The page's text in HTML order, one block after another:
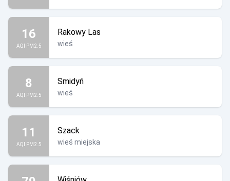
16
AQI PM2.5
Rakowy Las
wieś
8
AQI PM2.5
Smidyń
wieś
11
AQI PM2.5
Szack
wieś miejska